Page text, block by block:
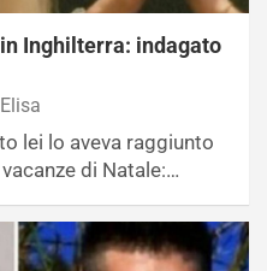
Inghilterra: indagato
lei lo aveva raggiunto
di Natale:…